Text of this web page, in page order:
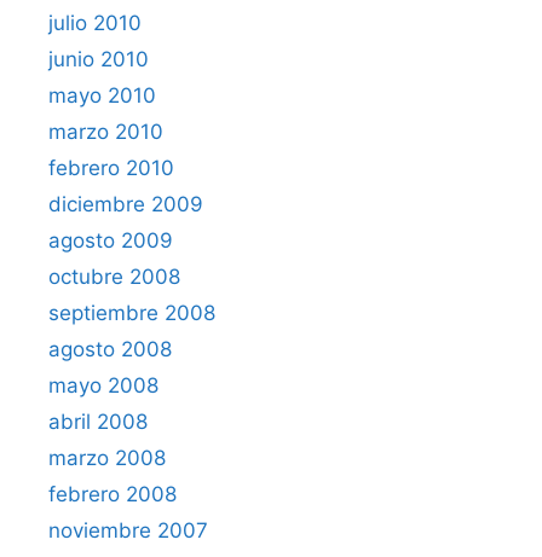
julio 2010
junio 2010
mayo 2010
marzo 2010
febrero 2010
diciembre 2009
agosto 2009
octubre 2008
septiembre 2008
agosto 2008
mayo 2008
abril 2008
marzo 2008
febrero 2008
noviembre 2007